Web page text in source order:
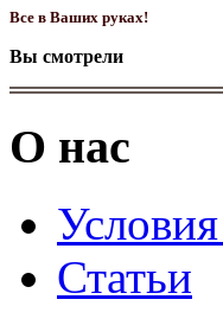
Все в Ваших руках!
Вы смотрели
О нас
Статьи